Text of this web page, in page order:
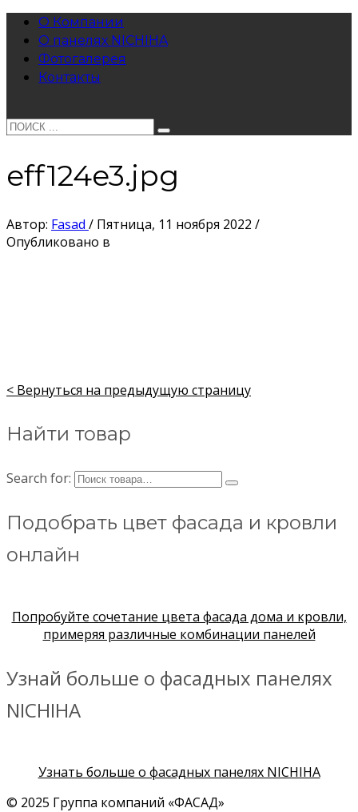
О Компании
О панелях NICHIHA
Фотогалерея
Контакты
eff124e3.jpg
Автор: Fasad / Пятница, 11 ноября 2022 /
Опубликовано в
< Вернуться на предыдущую страницу
Найти товар
Search for:
Подобрать цвет фасада и кровли
онлайн
Попробуйте сочетание цвета фасада дома и кровли,
примеряя различные комбинации панелей
Узнай больше о фасадных панелях
NICHIHA
Узнать больше о фасадных панелях NICHIHA
© 2025 Группа компаний «ФАСАД»